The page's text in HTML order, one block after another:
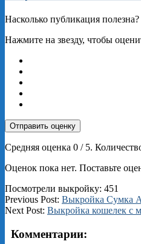
Насколько публикация полезна?
Нажмите на звезду, чтобы
Отправить оценку
Средняя оценка 0 / 5.
Оценок пока нет. Поставьте
Посмотрели выкройку: 451
2026-
03-
Previous Post: Выкройка Сумка
Next Post: Выкройка кошелек с
Комментарии: